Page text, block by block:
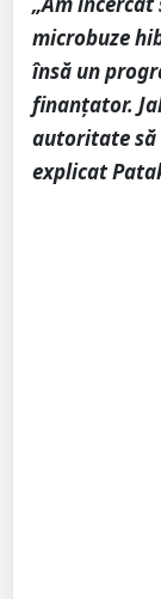
microbuze
însă un
finanțator.
autoritate să
explicat